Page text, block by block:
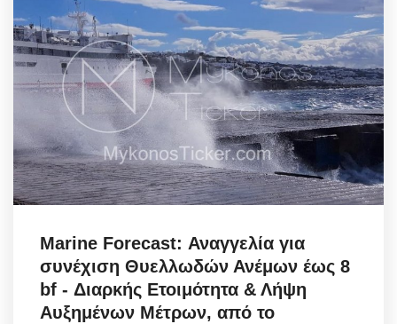
Marine Forecast: Αναγγελία για
συνέχιση Θυελλωδών Ανέμων έως 8
bf - Διαρκής Ετοιμότητα & Λήψη
Αυξημένων Μέτρων, από το